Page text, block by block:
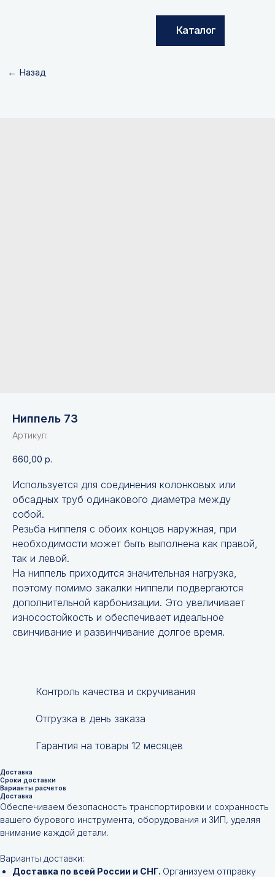
Ниппель 73
Артикул:
660,00 р.
Используется для соединения колонковых или
обсадных труб одинакового диаметра между
собой.
Резьба ниппеля с обоих концов наружная, при
необходимости может быть выполнена как правой,
так и левой.
На ниппель приходится значительная нагрузка,
поэтому помимо закалки ниппели подвергаются
дополнительной карбонизации. Это увеличивает
износостойкость и обеспечивает идеальное
свинчивание и развинчивание долгое время.
Контроль качества и скручивания
Отгрузка в день заказа
Гарантия на товары 12 месяцев
Доставка
Сроки доставки
Варианты расчетов
Доставка
Обеспечиваем безопасность транспортировки и сохранность
вашего бурового инструмента, оборудования и ЗИП, уделяя
внимание каждой детали.
Варианты доставки:
Доставка по всей России и СНГ. Организуем отправку